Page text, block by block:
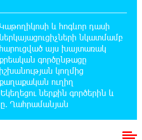
08-2026
է Շիրակի երգիծական
6-08-2026
պետական ​​պաշտոնյային
փորձի համար քաղաքացի է
է շարունակել Հայաստանի
Կաթողիկոսի և հոգևոր դասի
նկատմամբ
հարուցված այս խայտառակ
քրեական գործընթացը
իշխանության կողմից
քաղաքական ուղիղ
ներքին գործերին և
Ղահրամանյան